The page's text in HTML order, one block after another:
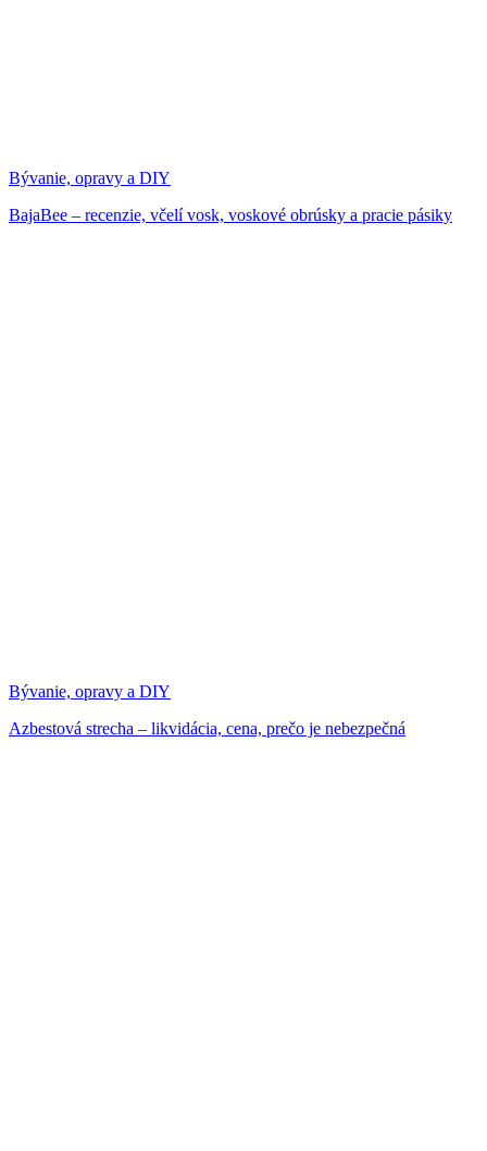
Bývanie, opravy a DIY
BajaBee – recenzie, včelí vosk, voskové obrúsky a pracie pásiky
Bývanie, opravy a DIY
Azbestová strecha – likvidácia, cena, prečo je nebezpečná